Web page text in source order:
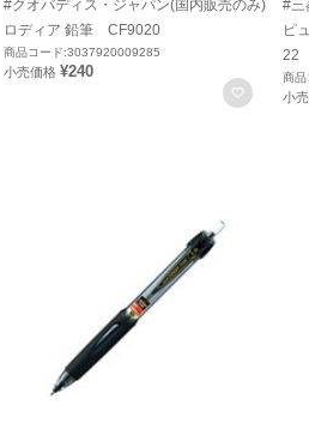
#クオバディス・ジャパン(国内販売のみ)
ロディア 鉛筆 CF9020
商品コード:3037920009285
小売価格 ¥240
お気に
#三
ピ
22
商
小